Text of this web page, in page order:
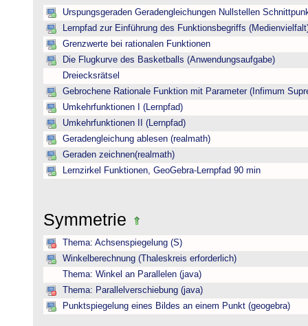
Urspungsgeraden Geradengleichungen Nullstellen
Lernpfad zur Einführung des Funktionsbegriffs
Grenzwerte bei rationalen Funktionen
Die Flugkurve des Basketballs (Anwendungsaufgabe)
Dreiecksrätsel
Gebrochene Rationale Funktion mit Parameter (Infimum
Umkehrfunktionen I (Lernpfad)
Umkehrfunktionen II (Lernpfad)
Geradengleichung ablesen (realmath)
Geraden zeichnen(realmath)
Lernzirkel Funktionen, GeoGebra-Lernpfad 90 min
Symmetrie
Thema: Achsenspiegelung (S)
Winkelberechnung (Thaleskreis erforderlich)
Thema: Winkel an Parallelen (java)
Thema: Parallelverschiebung (java)
Punktspiegelung eines Bildes an einem Punkt (geogebra)